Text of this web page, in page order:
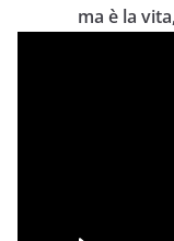
ma è la